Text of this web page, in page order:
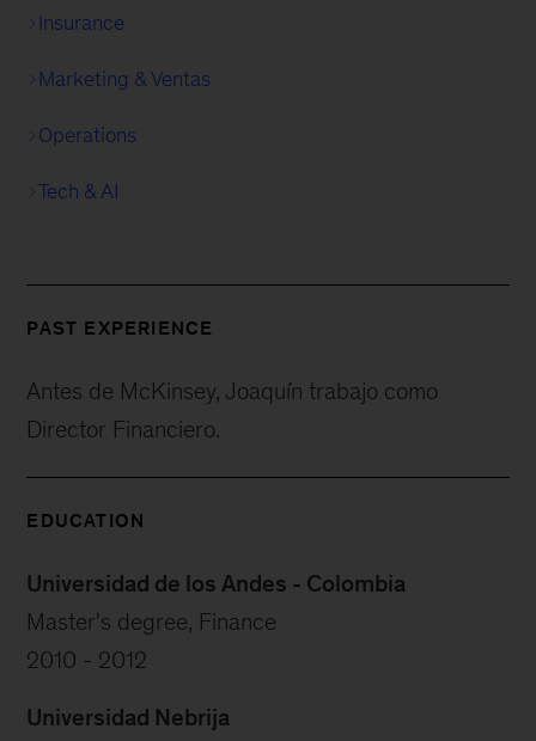
Insurance
Marketing & Ventas
Operations
Tech & AI
PAST EXPERIENCE
Antes de McKinsey, Joaquín trabajo como
Director Financiero.
EDUCATION
Universidad de los Andes - Colombia
Master's degree, Finance
2010 - 2012
Universidad Nebrija